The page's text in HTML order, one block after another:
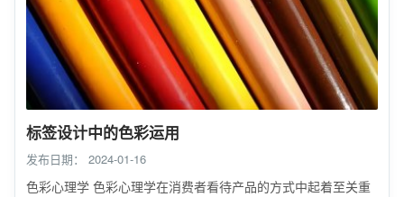
标签设计中的色彩运用
发布日期： 2024-01-16
色彩心理学 色彩心理学在消费者看待产品的方式中起着至关重